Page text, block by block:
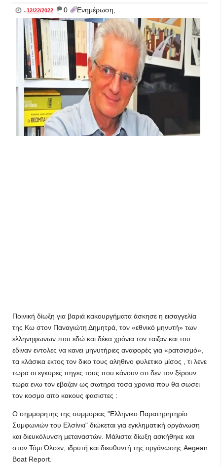
..12/22/2022 _ 0 Ενημέρωση,
Ποινική δίωξη για βαριά κακουργήματα άσκησε η εισαγγελία
της Κω στον Παναγιώτη Δημητρά, τον «εθνικό μηνυτή» των
ελληνηφωνων που εδώ και δέκα χρόνια τον ταιζαν και του
εδιναν εντολες να κανει μηνυτήριες αναφορές για «ρατσισμό»,
τα κλάσικα εκτος τον δικο τους αληθινο φυλετικο μίσος , τι λενε
τωρα οι εγκυρες πηγες τους που κάνουν οτι δεν τον ξέρουν
τώρα ενω τον εβαζαν ως σωτηρα τοσα χρονια που θα σωσει
τον κοσμο απο κακους φασιστες :
Ο σημμορητης της συμμοριας "Ελληνικο Παρατηρητηρίο
Συμφωνιών του Ελσίνκι" διώκεται για εγκληματική οργάνωση
και διευκόλυνση μεταναστών. Μάλιστα δίωξη ασκήθηκε και
στον Τόμι Όλσεν, ιδρυτή και διευθυντή της οργάνωσης Aegean
Boat Report.